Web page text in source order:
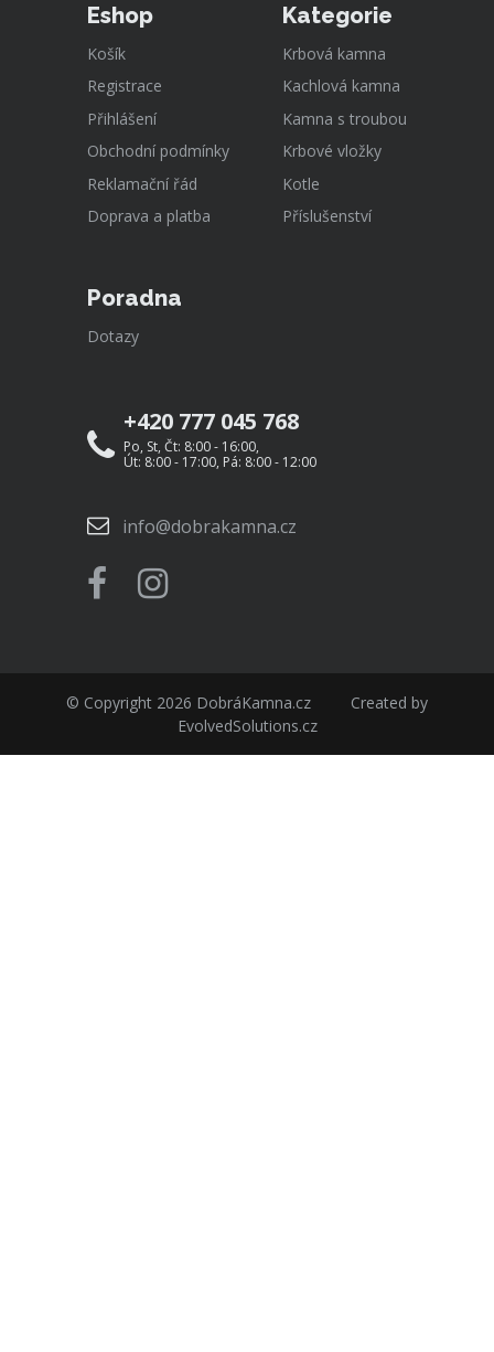
Eshop
Košík
Registrace
Přihlášení
Obchodní podmínky
Reklamační řád
Doprava a platba
Kategorie
Krbová kamna
Kachlová kamna
Kamna s troubou
Krbové vložky
Kotle
Příslušenství
Poradna
Dotazy
+420 777 045 768
Po, St, Čt: 8:00 - 16:00,
Út: 8:00 - 17:00, Pá: 8:00 - 12:00
info@dobrakamna.cz
© Copyright 2026 DobráKamna.cz
Created by
EvolvedSolutions.cz